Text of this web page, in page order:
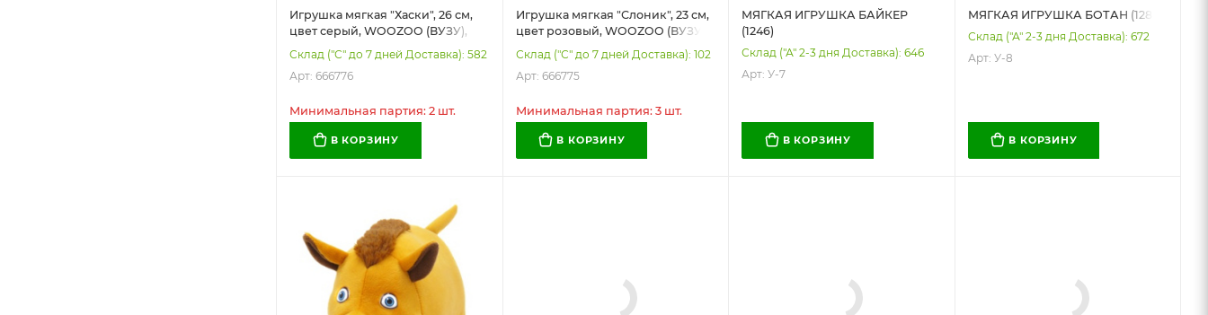
Игрушка мягкая "Хаски", 26 см,
цвет серый, WOOZOO (ВУЗУ),
666776
Склад ("С" до 7 дней Доставка): 582
Арт: 666776
Минимальная партия: 2 шт.
В КОРЗИНУ
Игрушка мягкая "Слоник", 23 см,
цвет розовый, WOOZOO (ВУЗУ),
666775
Склад ("С" до 7 дней Доставка): 102
Арт: 666775
Минимальная партия: 3 шт.
В КОРЗИНУ
МЯГКАЯ ИГРУШКА БАЙКЕР
(1246)
Склад ("А" 2-3 дня Доставка): 646
Арт: У-7
В КОРЗИНУ
МЯГКАЯ ИГРУШКА БОТАН (1288)
Склад ("А" 2-3 дня Доставка): 672
Арт: У-8
В КОРЗИНУ